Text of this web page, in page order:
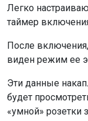
Легко
таймер
После
виден режим ее
Эти данные
будет
«умной» розетки